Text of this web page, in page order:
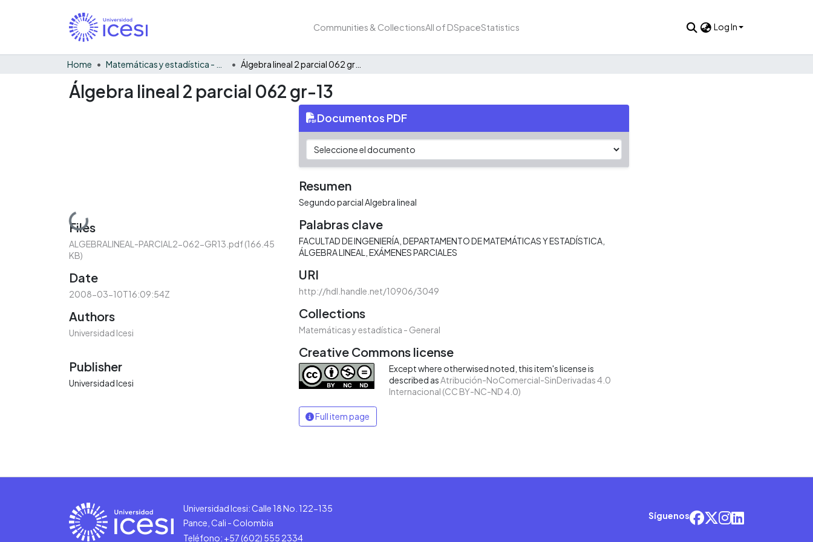
Communities & CollectionsAll of DSpaceStatistics Log In
Home
Álgebra lineal 2 parcial 062 gr-13
Loading...
Files
ALGEBRALINEAL-PARCIAL2-062-GR13.pdf(166.45
KB)
Date
2008-03-10T16:09:54Z
Authors
Universidad Icesi
Publisher
Universidad Icesi
Documentos PDF
Resumen
Segundo parcial Algebra lineal
Palabras clave
FACULTAD DE INGENIERÍA DEPARTAMENTO DE MATEMÁTICAS Y ESTADÍSTICA
ÁLGEBRA LINEAL
EXÁMENES PARCIALES
URI
http://hdl.handle.net/10906/3049
Collections
Matemáticas y estadística - General
Creative Commons license
Except where otherwised noted, this item's license is
described as Atribución-NoComercial-SinDerivadas 4.0
Internacional (CC BY-NC-ND 4.0)
Full item page
Universidad Icesi: Calle 18 No. 122-135
Pance, Cali - Colombia
Teléfono: +57 (602) 555 2334
Síguenos